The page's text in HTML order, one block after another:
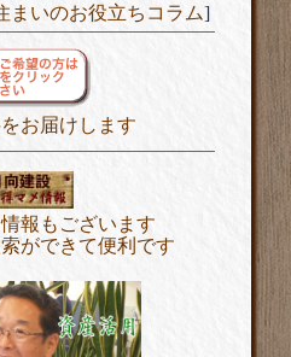
まいのお役立ちコラム]
お届けします
報もございます
ができて便利です